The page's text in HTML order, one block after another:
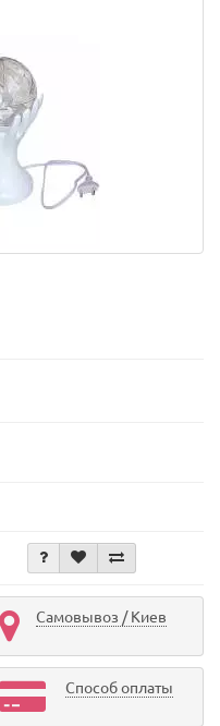
Самовывоз / Киев
Способ оплаты